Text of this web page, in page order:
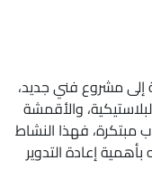
مشروع فني جديد،
والأقمشة
مبتكرة، فهذا النشاط
إعادة التدوير